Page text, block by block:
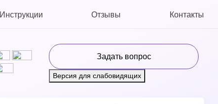
Инструкции Отзывы Контакты
Задать вопрос
Версия для слабовидящих